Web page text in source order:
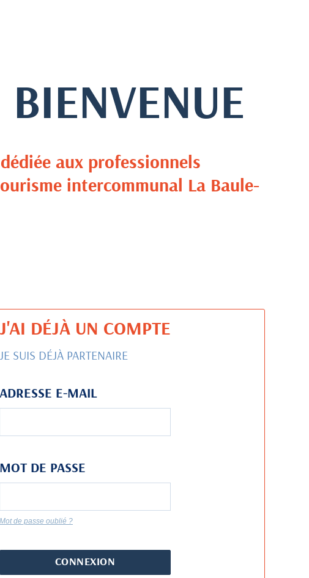
aux professionnels
intercommunal La Baule-
J'AI DÉJÀ UN COMPTE
JE SUIS DÉJÀ PARTENAIRE
ADRESSE E-MAIL
MOT DE PASSE
Mot de passe oublié ?